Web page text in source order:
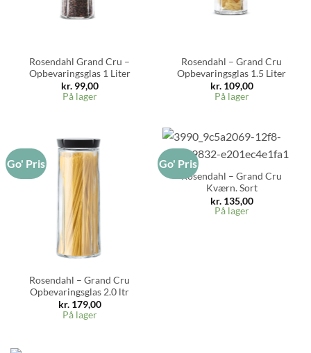
Rosendahl Grand Cru –
Opbevaringsglas 1 Liter
kr.99,00
På lager
Rosendahl – Grand Cru
Opbevaringsglas 1.5 Liter
kr.109,00
På lager
Go' Pris
Rosendahl – Grand Cru
Opbevaringsglas 2.0 ltr
kr.179,00
På lager
Go' Pris
Rosendahl – Grand Cru
Kværn. Sort
kr.135,00
På lager